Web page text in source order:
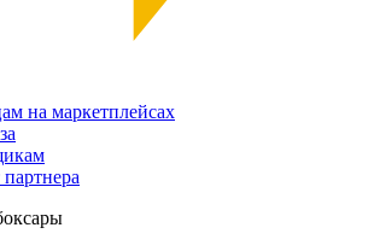
на маркетплейсах